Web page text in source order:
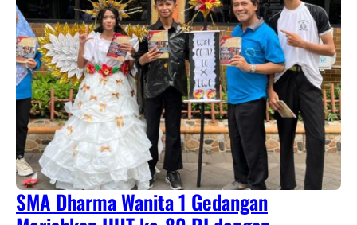
SMA Dharma Wanita 1 Gedangan